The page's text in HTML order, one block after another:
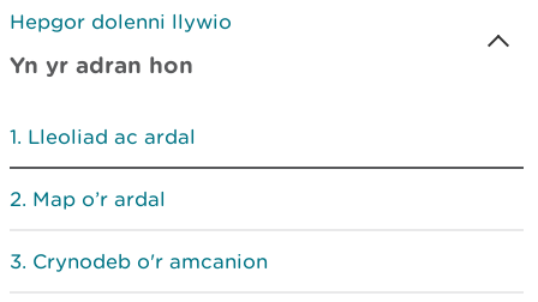
Hepgor dolenni llywio
Yn yr adran hon
Lleoliad ac ardal
Map o’r ardal
Crynodeb o'r amcanion